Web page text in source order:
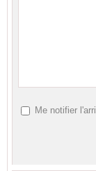
Me notifier